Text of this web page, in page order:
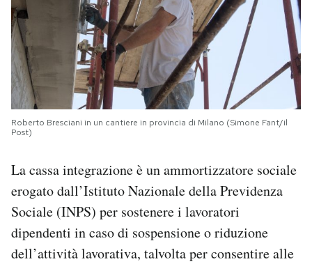
Roberto Bresciani in un cantiere in provincia di Milano (Simone Fant/il
Post)
La cassa integrazione è un ammortizzatore sociale
erogato dall’Istituto Nazionale della Previdenza
Sociale (INPS) per sostenere i lavoratori
dipendenti in caso di sospensione o riduzione
dell’attività lavorativa, talvolta per consentire alle